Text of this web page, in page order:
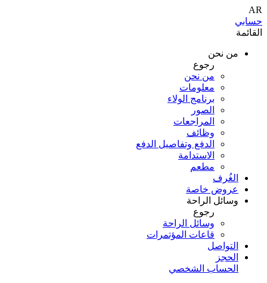
AR
حسابي
القائمة
من نحن
رجوع
من نحن
معلومات
برنامج الولاء
الصور
المراجعات
وظائف
الدفع وتفاصيل الدفع
الاستدامة
مطعم
الغُرف
عروض خاصة
وسائل الراحة
رجوع
وسائل الراحة
قاعات المؤتمرات
التواصل
الحجز
الحساب الشخصي